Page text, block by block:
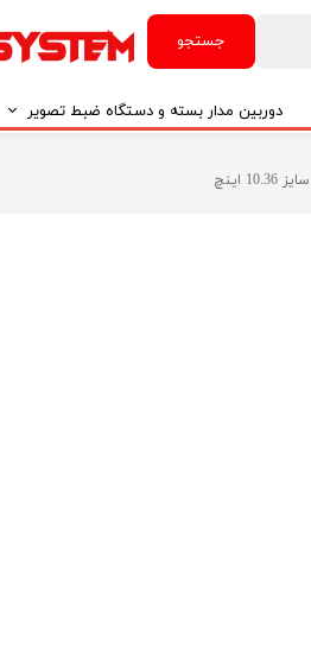
جستجو
دوربین مدار بسته و دستگاه ضبط تصویر